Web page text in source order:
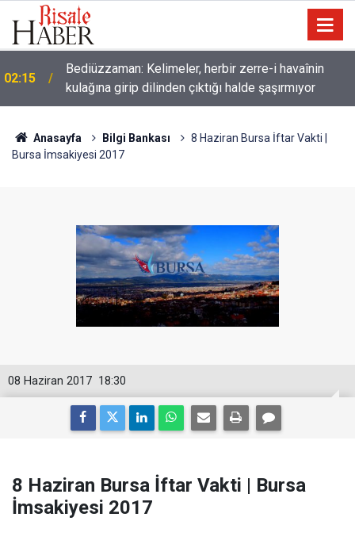
01:45
Müslümanlardan dilinizi çekin, onlardan biri
öldüğünde de
Anasayfa Bilgi Bankası
8 Haziran Bursa İftar Vakti |
Bursa İmsakiyesi 2017
18:30
08 Haziran 2017
8 Haziran Bursa İftar Vakti | Bursa
İmsakiyesi 2017